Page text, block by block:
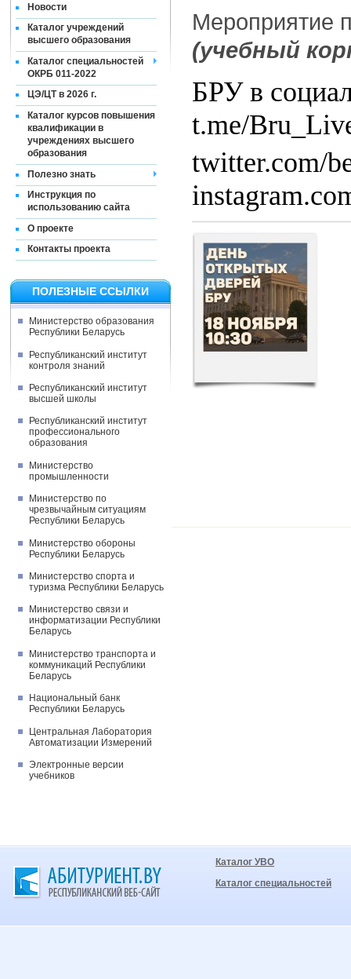
Новости
Каталог учреждений
высшего образования
Каталог специальностей
ОКРБ 011-2022
ЦЭ/ЦТ в 2026 г.
Каталог курсов повышения
квалификации в
учреждениях высшего
образования
Полезно знать
Инструкция по
использованию сайта
О проекте
Контакты проекта
ПОЛЕЗНЫЕ ССЫЛКИ
Министерство образования
Республики Беларусь
Республиканский институт
контроля знаний
Республиканский институт
высшей школы
Республиканский институт
профессионального
образования
Министерство
промышленности
Министерство по
чрезвычайным ситуациям
Республики Беларусь
Министерство обороны
Республики Беларусь
Министерство спорта и
туризма Республики Беларусь
Министерство связи и
информатизации Республики
Беларусь
Министерство транспорта и
коммуникаций Республики
Беларусь
Национальный банк
Республики Беларусь
Центральная Лаборатория
Автоматизации Измерений
Электронные версии
учебников
Мероприятие
(учебный
БРУ в
t.me/
twitter.com/
Каталог УВО
Каталог специальностей